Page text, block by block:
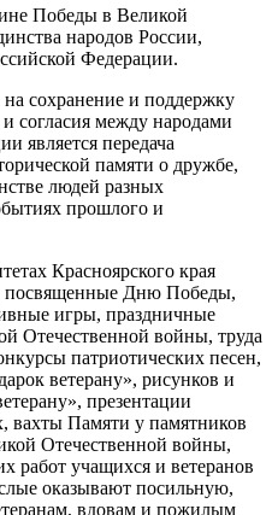
Победы в Великой
народов России,
Федерации.
сохранение и поддержку
согласия между народами
является передача
памяти о дружбе,
людей разных
прошлого и
Красноярского края
посвященные Дню Победы,
игры, праздничные
Отечественной войны, труда
патриотических песен,
ветерану», рисунков и
презентации
вахты Памяти у памятников
Отечественной войны,
работ учащихся и ветеранов
оказывают посильную,
вдовам и пожилым